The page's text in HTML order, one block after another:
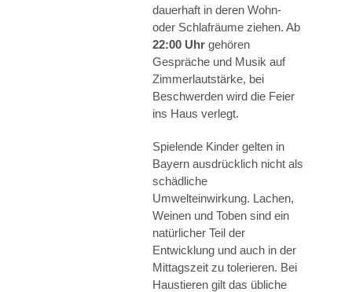
dauerhaft in deren Wohn-
oder Schlafräume ziehen. Ab
22:00 Uhr gehören
Gespräche und Musik auf
Zimmerlautstärke, bei
Beschwerden wird die Feier
ins Haus verlegt.
Spielende Kinder gelten in
Bayern ausdrücklich nicht als
schädliche
Umwelteinwirkung. Lachen,
Weinen und Toben sind ein
natürlicher Teil der
Entwicklung und auch in der
Mittagszeit zu tolerieren. Bei
Haustieren gilt das übliche